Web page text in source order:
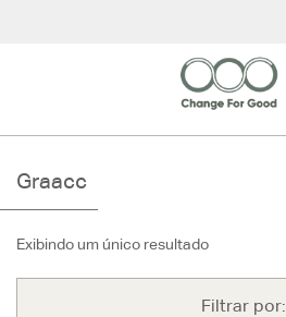
Graacc
Exibindo um único resultado
Filtrar por: